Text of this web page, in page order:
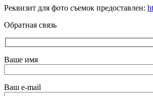
Реквизит для фото съемок предоставлен:
Обратная связь
Ваше имя
Ваш e-mail